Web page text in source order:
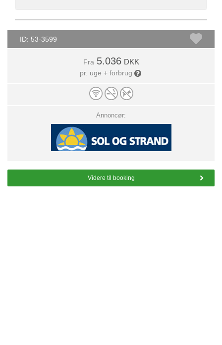
ID: 53-3599
Fra 5.036 DKK
pr. uge + forbrug
Annoncør:
Videre til booking